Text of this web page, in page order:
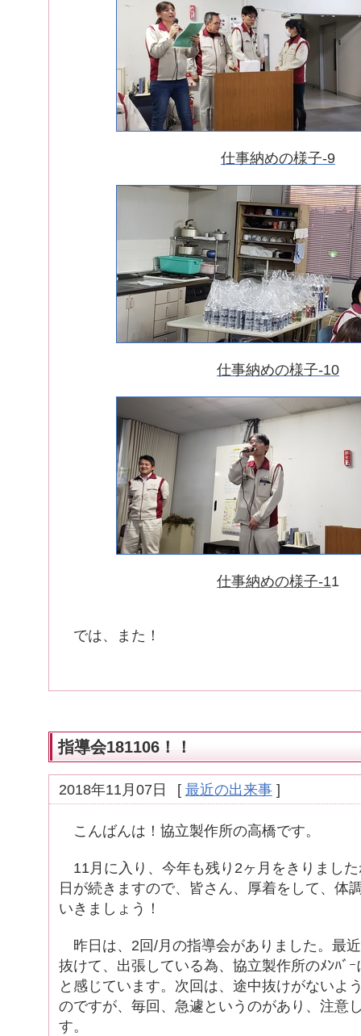
仕事納めの様子-9
仕事納めの様子-10
仕事納めの様子-11
では、また！
指導会181106！！
2018年11月07日 [ 最近の出来事]
こんばんは！協立製作所の高橋です。
11月に入り、今年も残り2ヶ月をきりまし
日が続きますので、皆さん、厚着をして、体
いきましょう！
昨日は、2回/月の指導会がありました。最
抜けて、出張している為、協立製作所のﾒﾝﾊﾞ
と感じています。次回は、途中抜けがないよ
のですが、毎回、急遽というのがあり、注意
す。